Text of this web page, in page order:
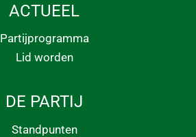
ACTUEEL
Partijprogramma
Lid worden
DE PARTIJ
Standpunten